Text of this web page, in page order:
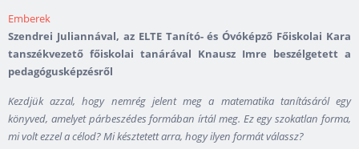
Emberek
Szendrei Juliannával, az ELTE Tanító- és Óvóképző Főiskolai Kara
tanszékvezető főiskolai tanárával Knausz Imre beszélgetett a
pedagógusképzésről
Kezdjük azzal, hogy nemrég jelent meg a matematika tanításáról egy
könyved, amelyet párbeszédes formában írtál meg. Ez egy szokatlan forma,
mi volt ezzel a célod? Mi késztetett arra, hogy ilyen formát válassz?